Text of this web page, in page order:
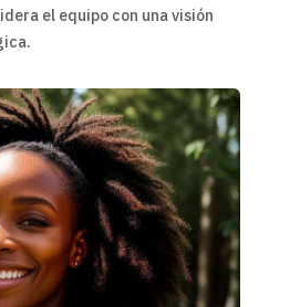
el equipo con una visión